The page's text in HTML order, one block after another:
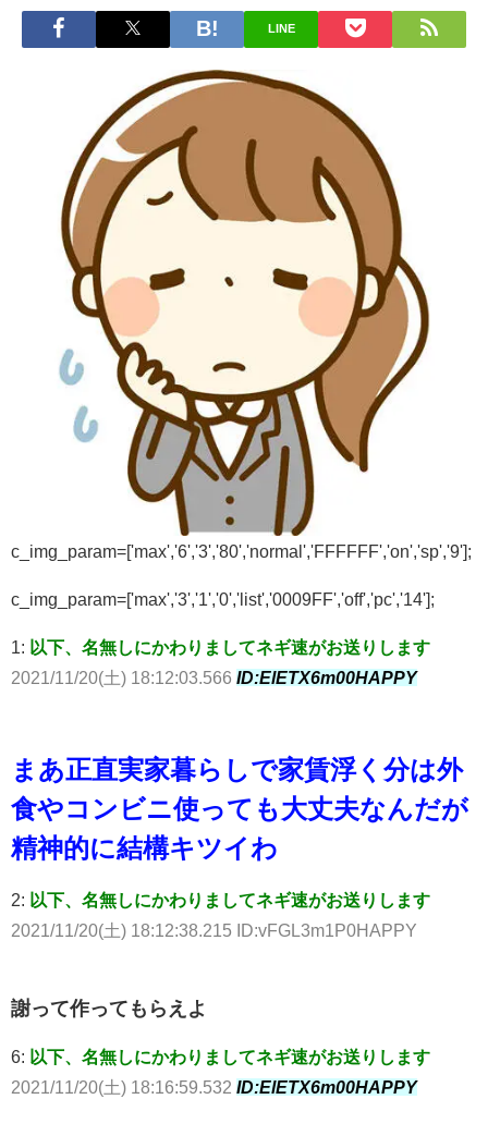
LINE
c_img_param=['max','6','3','80','normal','FFFFFF','on','sp','9'];
c_img_param=['max','3','1','0','list','0009FF','off','pc','14'];
1: 以下、名無しにかわりましてネギ速がお送りします
2021/11/20(土) 18:12:03.566 ID:ElETX6m00HAPPY
まあ正直実家暮らしで家賃浮く分は外
食やコンビニ使っても大丈夫なんだが
精神的に結構キツイわ
2: 以下、名無しにかわりましてネギ速がお送りします
2021/11/20(土) 18:12:38.215 ID:vFGL3m1P0HAPPY
謝って作ってもらえよ
6: 以下、名無しにかわりましてネギ速がお送りします
2021/11/20(土) 18:16:59.532 ID:ElETX6m00HAPPY